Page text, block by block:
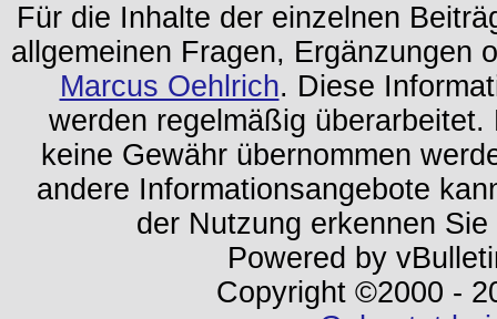
Für die Inhalte der einzelnen
allgemeinen Fragen, Ergänzungen
Marcus Oehlrich. Diese
werden regelmäßig
keine Gewähr übernommen
andere Informationsangebote
der Nutzung erkennen
Powered by
Copyright ©2000 -